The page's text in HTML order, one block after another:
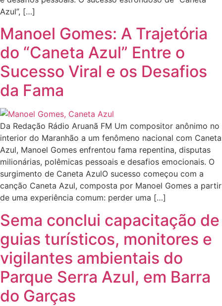
Azul”, […]
Manoel Gomes: A Trajetória
do “Caneta Azul” Entre o
Sucesso Viral e os Desafios
da Fama
Da Redação Rádio Aruanã FM Um compositor anônimo no
interior do Maranhão a um fenômeno nacional com Caneta
Azul, Manoel Gomes enfrentou fama repentina, disputas
milionárias, polêmicas pessoais e desafios emocionais. O
surgimento de Caneta AzulO sucesso começou com a
canção Caneta Azul, composta por Manoel Gomes a partir
de uma experiência comum: perder uma […]
Sema conclui capacitação de
guias turísticos, monitores e
vigilantes ambientais do
Parque Serra Azul, em Barra
do Garças